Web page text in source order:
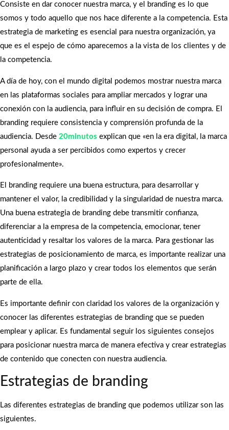
Consiste en dar conocer nuestra marca, y el branding es lo que
somos y todo aquello que nos hace diferente a la competencia. Esta
estrategia de marketing es esencial para nuestra organización, ya
que es el espejo de cómo aparecemos a la vista de los clientes y de
la competencia.
A día de hoy, con el mundo digital podemos mostrar nuestra marca
en las plataformas sociales para ampliar mercados y lograr una
conexión con la audiencia, para influir en su decisión de compra. El
branding requiere consistencia y comprensión profunda de la
audiencia. Desde 20minutos explican que «en la era digital, la marca
personal ayuda a ser percibidos como expertos y crecer
profesionalmente».
El branding requiere una buena estructura, para desarrollar y
mantener el valor, la credibilidad y la singularidad de nuestra marca.
Una buena estrategia de branding debe transmitir confianza,
diferenciar a la empresa de la competencia, emocionar, tener
autenticidad y resaltar los valores de la marca. Para gestionar las
estrategias de posicionamiento de marca, es importante realizar una
planificación a largo plazo y crear todos los elementos que serán
parte de ella.
Es importante definir con claridad los valores de la organización y
conocer las diferentes estrategias de branding que se pueden
emplear y aplicar. Es fundamental seguir los siguientes consejos
para posicionar nuestra marca de manera efectiva y crear estrategias
de contenido que conecten con nuestra audiencia.
Estrategias de branding
Las diferentes estrategias de branding que podemos utilizar son las
siguientes.